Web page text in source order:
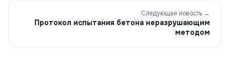
Следующая новость →
Протокол испытания бетона неразрушающим
методом